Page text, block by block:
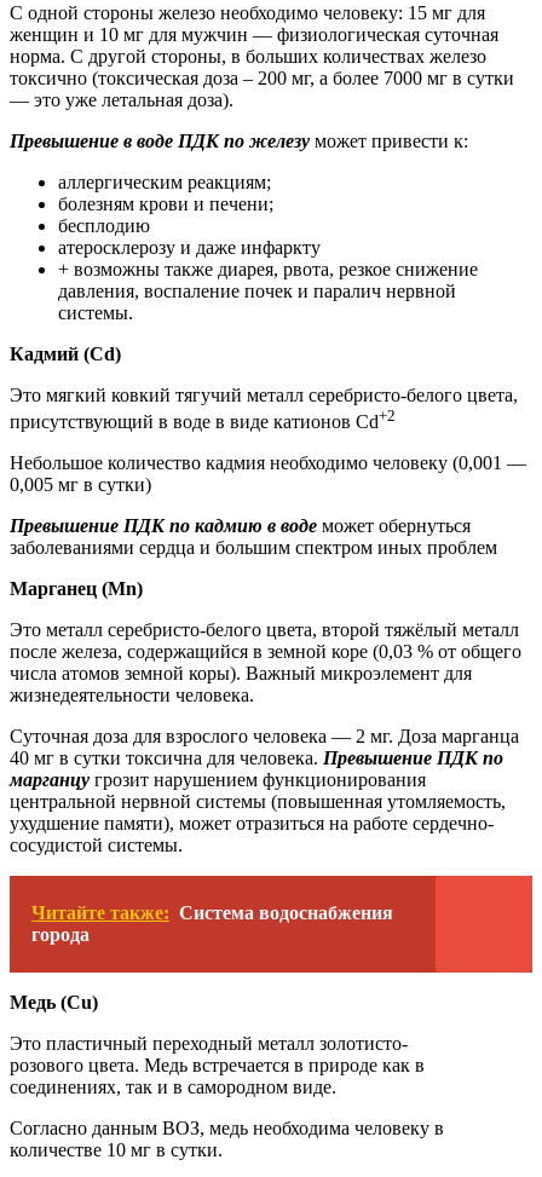
С одной стороны железо необходимо человеку: 15 мг для
женщин и 10 мг для мужчин — физиологическая суточная
норма. С другой стороны, в больших количествах железо
токсично (токсическая доза – 200 мг, а более 7000 мг в сутки
— это уже летальная доза).
Превышение в воде ПДК по железу может привести к:
аллергическим реакциям;
болезням крови и печени;
бесплодию
атеросклерозу и даже инфаркту
+ возможны также диарея, рвота, резкое снижение
давления, воспаление почек и паралич нервной
системы.
Кадмий (Cd)
Это мягкий ковкий тягучий металл серебристо-белого цвета,
присутствующий в воде в виде катионов Cd+2
Небольшое количество кадмия необходимо человеку (0,001 —
0,005 мг в сутки)
Превышение ПДК по кадмию в воде может обернуться
заболеваниями сердца и большим спектром иных проблем
Марганец (Mn)
Это металл серебристо-белого цвета, второй тяжёлый металл
после железа, содержащийся в земной коре (0,03 % от общего
числа атомов земной коры). Важный микроэлемент для
жизнедеятельности человека.
Суточная доза для взрослого человека — 2 мг. Доза марганца
40 мг в сутки токсична для человека. Превышение ПДК по
марганцу грозит нарушением функционирования
центральной нервной системы (повышенная утомляемость,
ухудшение памяти), может отразиться на работе сердечно-
сосудистой системы.
Читайте также: Система водоснабжения
города
Медь (Cu)
Это пластичный переходный металл золотисто-
розового цвета. Медь встречается в природе как в
соединениях, так и в самородном виде.
Согласно данным ВОЗ, медь необходима человеку в
количестве 10 мг в сутки.